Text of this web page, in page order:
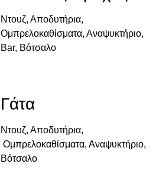
Ντουζ, Αποδυτήρια,
Ομπρελοκαθίσματα, Αναψυκτήριο,
Bar, Βότσαλο
Γάτα
Ντουζ, Αποδυτήρια,
Ομπρελοκαθίσματα, Αναψυκτήριο,
Βότσαλο